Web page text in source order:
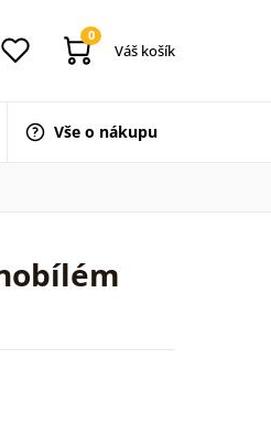
0
Váš košík
Vše o nákupu